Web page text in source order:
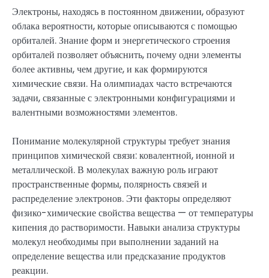
Электроны, находясь в постоянном движении, образуют
облака вероятности, которые описываются с помощью
орбиталей. Знание форм и энергетического строения
орбиталей позволяет объяснить, почему одни элементы
более активны, чем другие, и как формируются
химические связи. На олимпиадах часто встречаются
задачи, связанные с электронными конфигурациями и
валентными возможностями элементов.
Понимание молекулярной структуры требует знания
принципов химической связи: ковалентной, ионной и
металлической. В молекулах важную роль играют
пространственные формы, полярность связей и
распределение электронов. Эти факторы определяют
физико-химические свойства вещества — от температуры
кипения до растворимости. Навыки анализа структуры
молекул необходимы при выполнении заданий на
определение вещества или предсказание продуктов
реакции.